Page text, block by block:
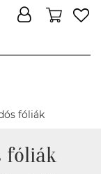
fóliák
fóliák